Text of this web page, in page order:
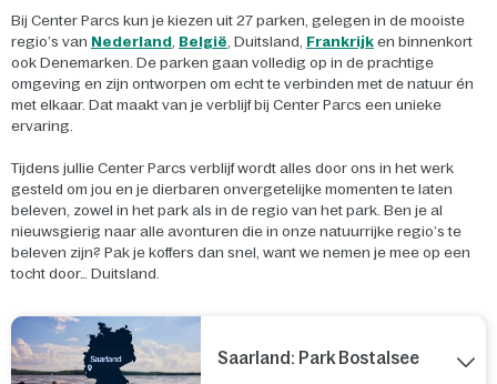
Bij Center Parcs kun je kiezen uit 27 parken, gelegen in de mooiste
regio’s van Nederland, België, Duitsland, Frankrijk en binnenkort
ook Denemarken. De parken gaan volledig op in de prachtige
omgeving en zijn ontworpen om echt te verbinden met de natuur én
met elkaar. Dat maakt van je verblijf bij Center Parcs een unieke
ervaring.
Tijdens jullie Center Parcs verblijf wordt alles door ons in het werk
gesteld om jou en je dierbaren onvergetelijke momenten te laten
beleven, zowel in het park als in de regio van het park. Ben je al
nieuwsgierig naar alle avonturen die in onze natuurrijke regio’s te
beleven zijn? Pak je koffers dan snel, want we nemen je mee op een
tocht door… Duitsland.
Saarland: Park Bostalsee